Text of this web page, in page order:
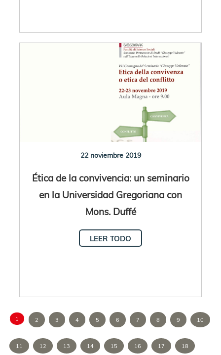
22 noviembre 2019
Ética de la convivencia: un seminario
en la Universidad Gregoriana con
Mons. Duffé
LEER TODO
1 2 3 4 5 6 7 8 9 10
11 12 13 14 15 16 17 18